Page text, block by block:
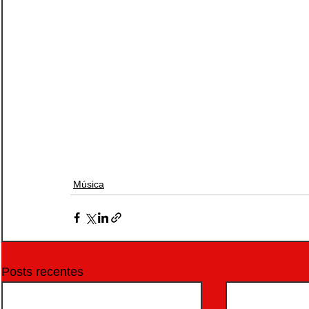
Música
Posts recentes